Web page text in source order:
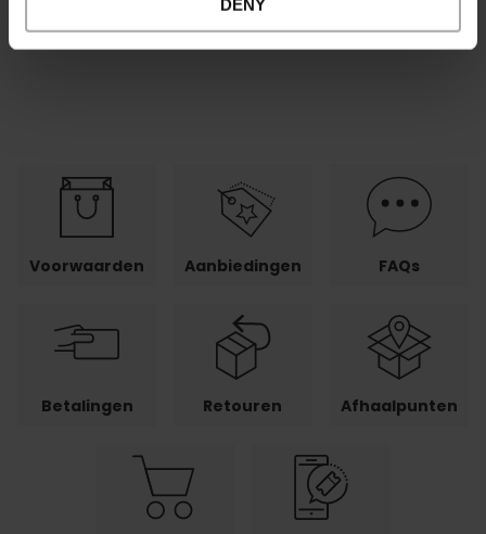
DENY
vlcshop@visitvalencia.com
Voorwaarden Aanbiedingen FAQs
Betalingen Retouren Afhaalpunten